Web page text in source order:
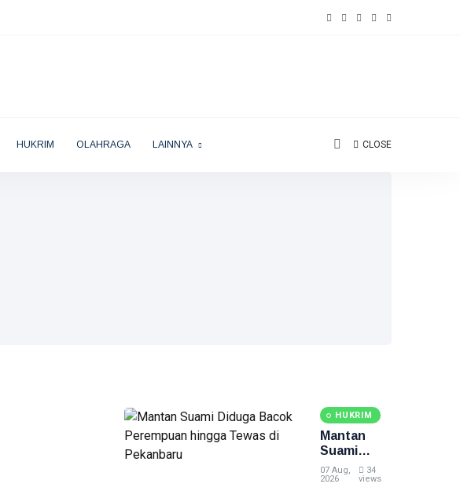
HUKRIM OLAHRAGA LAINNYA CLOSE
HUKRIM
Mantan
Suami
Diduga
Bacok
07 Aug,
2026
34
views